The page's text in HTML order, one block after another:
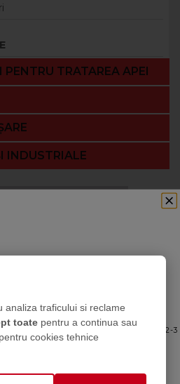
TRATAREA APEI
INDUSTRIALE
analiza traficului si reclame
toate pentru a continua sau
pentru cookies tehnice
direct de la producător. Maximum 2-3